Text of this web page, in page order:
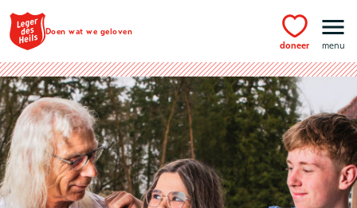
Ga naar hoofdinhoud
Doen wat we geloven
doneer menu